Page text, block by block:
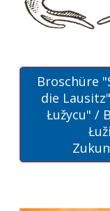
Broschüre
die
Łužycu" /